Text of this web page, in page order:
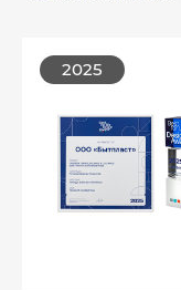
2025